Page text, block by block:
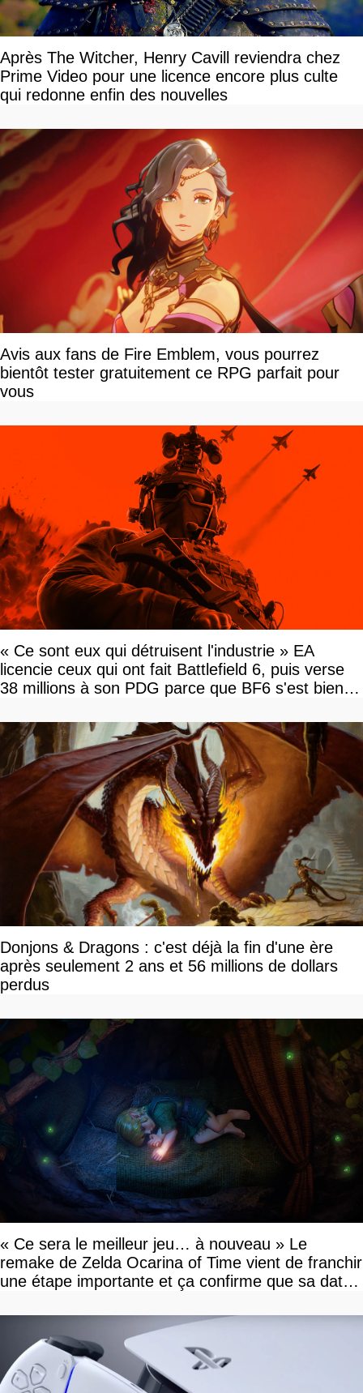
Après The Witcher, Henry Cavill reviendra chez
Prime Video pour une licence encore plus culte
qui redonne enfin des nouvelles
Avis aux fans de Fire Emblem, vous pourrez
bientôt tester gratuitement ce RPG parfait pour
vous
« Ce sont eux qui détruisent l'industrie » EA
licencie ceux qui ont fait Battlefield 6, puis verse
38 millions à son PDG parce que BF6 s'est bien
Donjons & Dragons : c'est déjà la fin d'une ère
après seulement 2 ans et 56 millions de dollars
perdus
« Ce sera le meilleur jeu… à nouveau » Le
remake de Zelda Ocarina of Time vient de franchir
une étape importante et ça confirme que sa date